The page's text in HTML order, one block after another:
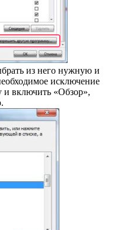
из него нужную и
исключение
и включить «Обзор»,